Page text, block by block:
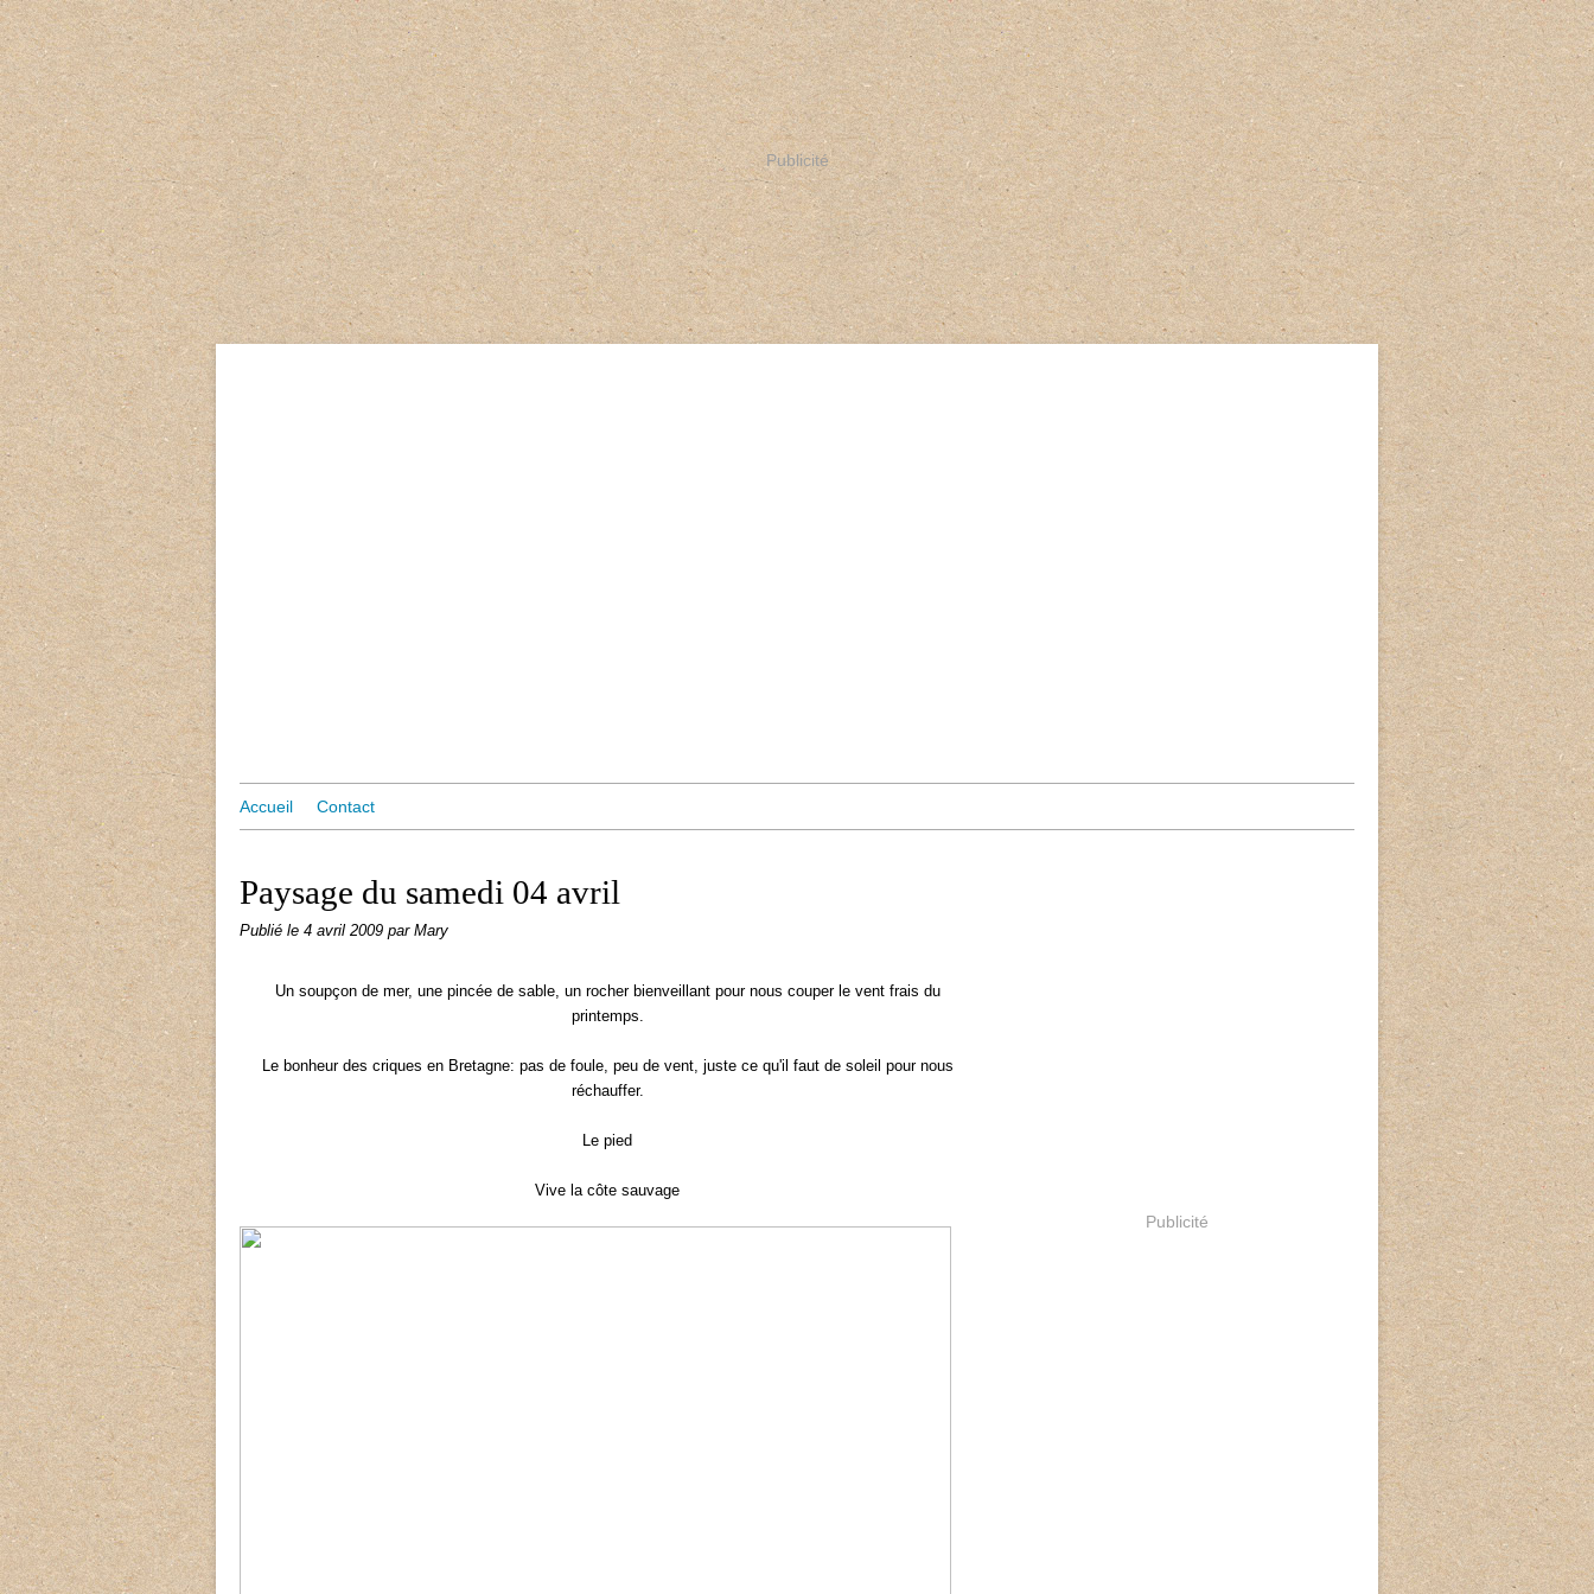
Publicité
Accueil Contact
Paysage du samedi 04 avril
Publié le 4 avril 2009 par Mary
Un soupçon de mer, une pincée de sable, un rocher bienveillant pour nous couper le vent frais du
printemps.
Le bonheur des criques en Bretagne: pas de foule, peu de vent, juste ce qu'il faut de soleil pour nous
réchauffer.
Le pied
Vive la côte sauvage
Publicité